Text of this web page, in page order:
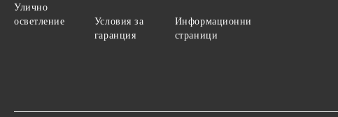
Улично
осветление
Условия за
гаранция
Информационни
страници